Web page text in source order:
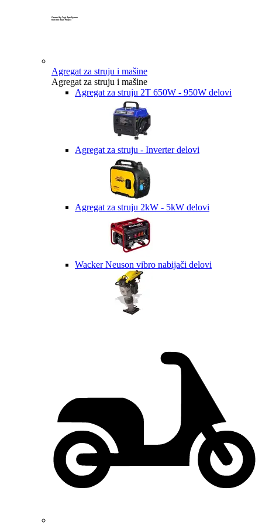
Created by Yogi Aprelliyanto
from the Noun Project
Agregat za struju i mašine
Agregat za struju i mašine
Agregat za struju 2T 650W - 950W delovi
Agregat za struju - Inverter delovi
Agregat za struju 2kW - 5kW delovi
Wacker Neuson vibro nabijači delovi